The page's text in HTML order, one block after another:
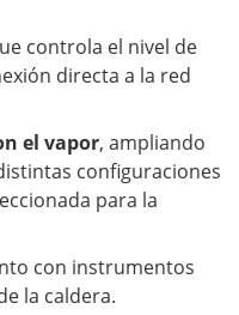
controla el nivel de
directa a la red
el vapor, ampliando
configuraciones
para la
con instrumentos
la caldera.